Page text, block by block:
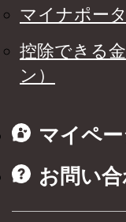
マイナポー
控除できる
ン）
マイペ
お問い